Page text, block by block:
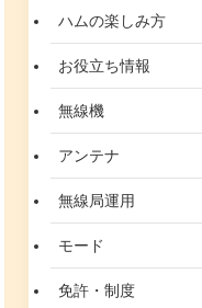
ハムの楽しみ方
お役立ち情報
無線機
アンテナ
無線局運用
モード
免許・制度